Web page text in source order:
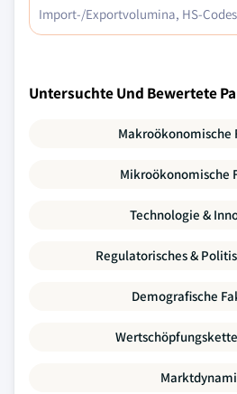
Import-/Exportvolumina, HS-
Untersuchte Und Bewertete
Makroökonomische
Mikroökonomische
Technologie &
Regulatorisches &
Demografische